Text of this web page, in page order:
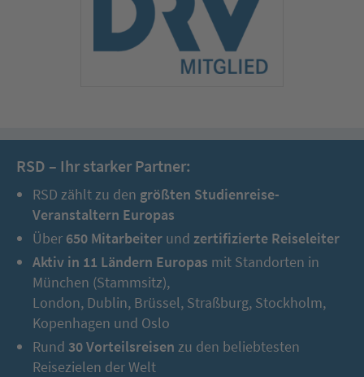
RSD – Ihr starker Partner:
RSD zählt zu den größten Studienreise-
Veranstaltern Europas
Über 650 Mitarbeiter und zertifizierte Reiseleiter
Aktiv in 11 Ländern Europas mit Standorten in
München (Stammsitz),
London, Dublin, Brüssel, Straßburg, Stockholm,
Kopenhagen und Oslo
Rund 30 Vorteilsreisen zu den beliebtesten
Reisezielen der Welt